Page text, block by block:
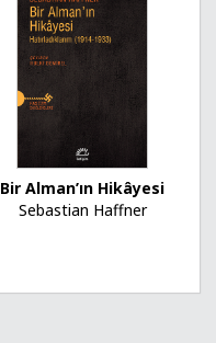
Bir Alman’ın Hikâyesi
Sebastian Haffner